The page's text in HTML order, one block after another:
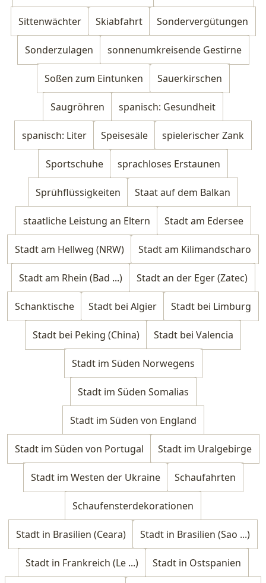
Sittenwächter Skiabfahrt Sondervergütungen
Sonderzulagen sonnenumkreisende Gestirne
Soßen zum Eintunken Sauerkirschen
Saugröhren spanisch: Gesundheit
spanisch: Liter Speisesäle spielerischer Zank
Sportschuhe sprachloses Erstaunen
Sprühflüssigkeiten Staat auf dem Balkan
staatliche Leistung an Eltern Stadt am Edersee
Stadt am Hellweg (NRW) Stadt am Kilimandscharo
Stadt am Rhein (Bad ...) Stadt an der Eger (Zatec)
Schanktische Stadt bei Algier Stadt bei Limburg
Stadt bei Peking (China) Stadt bei Valencia
Stadt im Süden Norwegens
Stadt im Süden Somalias
Stadt im Süden von England
Stadt im Süden von Portugal Stadt im Uralgebirge
Stadt im Westen der Ukraine Schaufahrten
Schaufensterdekorationen
Stadt in Brasilien (Ceara) Stadt in Brasilien (Sao ...)
Stadt in Frankreich (Le ...) Stadt in Ostspanien